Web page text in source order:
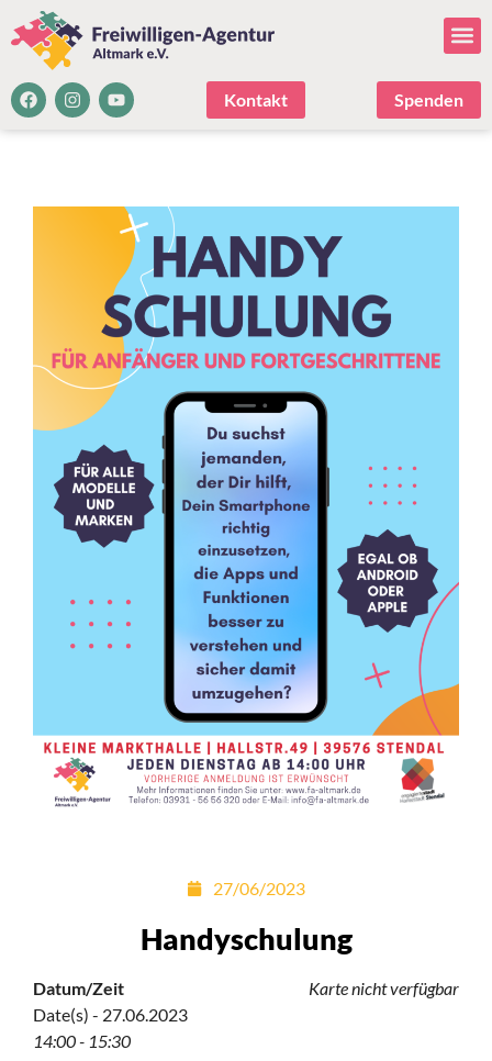
Kontakt Spenden
27/06/2023
Handyschulung
Karte nicht verfügbar
Datum/Zeit
Date(s) - 27.06.2023
14:00 - 15:30